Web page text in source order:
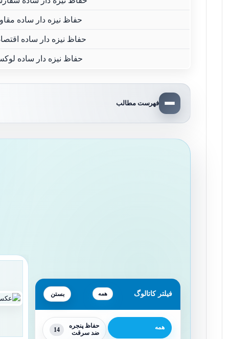
حفاظ نیزه دار ساده
حفاظ نیزه دار ساده
حفاظ نیزه دار ساده
فهرست مطالب
فیلتر کاتالوگ همه
همه
حفاظ پنجره
ضد سرقت
14